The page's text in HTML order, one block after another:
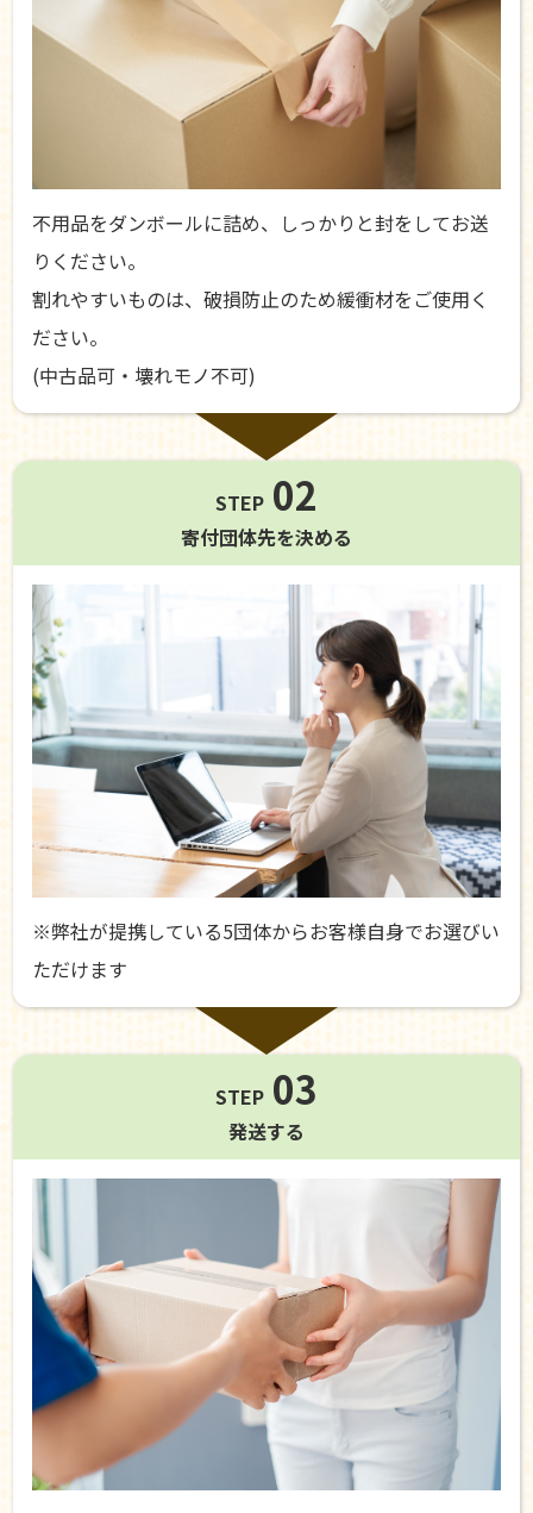
不用品をダンボールに詰め、しっかりと封をしてお送
りください。
割れやすいものは、破損防止のため緩衝材をご使用く
ださい。
(中古品可・壊れモノ不可)
STEP 02
寄付団体先を決める
※弊社が提携している5団体からお客様自身でお選びい
ただけます
STEP 03
発送する